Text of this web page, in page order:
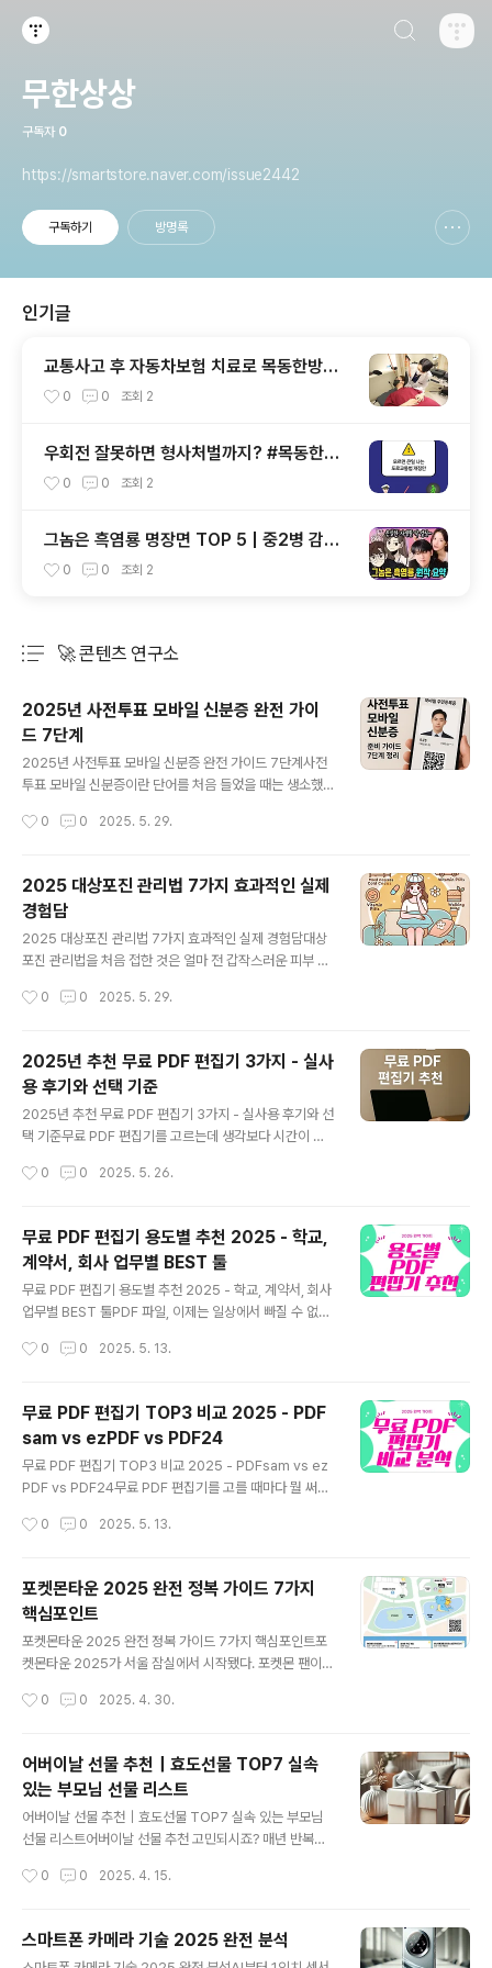
무한상상
구독자 0
https://smartstore.naver.com/issue2442
구독하기 방명록
인기글
교통사고 후 자동차보험 치료로 목동한방병
원에 입원을 해보려고 합니다. [바른지성한방
0 0 조회 2
우회전 잘못하면 형사처벌까지? #목동한방
병원 #바른지성한방병원 #교통사고입원
0 0 조회 2
그놈은 흑염룡 명장면 TOP 5 | 중2병 감성
폭발!
0 0 조회 2
🚀 콘텐츠 연구소
2025년 사전투표 모바일 신분증 완전 가이
드 7단계
2025년 사전투표 모바일 신분증 완전 가이드 7단계사전
투표 모바일 신분증이란 단어를 처음 들었을 때는 생소했
니다. 작년 지방선거 때, 주민등록증을 집에 두고 나왔다가
바일 신분증을 미리 준비했습니다. 그 경험을 바탕으로 누
구나 쉽게 따라할 수 있는 7단계 가이드를 정리해봤습니
다.사전투표 모바일 신분증이란?모바일 신분증은 스마트
폰에서 사용할 수 있는 디지털 형태의 신분증입니다. 202
5년부터 사전투표 시 모바일 주민등록증 또는 모바일 운전
앱을 통해 발급받을 수 있으며, 실물 없이도 투표가 가능합
0 0 2025. 5. 29.
2025 대상포진 관리법 7가지 효과적인 실제
경험담
2025 대상포진 관리법 7가지 효과적인 실제 경험담대상
포진 관리법을 처음 접한 것은 얼마 전 갑작스러운 피부 통
국 발진까지 나타났죠. 이번 글에서는 제 실제 경험담을 바
리겠습니다.대상포진 관리법 #1 - 초기 대응이 중요!대상
포진 관리법에서 가장 중요한 것은 초기 대응입니다. 통증
을 느끼자마자 바로 병원에 갔던 것이 정말 다행이었어요.
빠른 항바이러스제 투약으로 증상이 심각해지기 전에 회복
이 가능했습니다.대상포진 관리법 #2 - 충분한 휴식피로
식은 필수였습니다. 저는 매일 규칙적으로 최소 8시간 이
0 0 2025. 5. 29.
2025년 추천 무료 PDF 편집기 3가지 - 실사
용 후기와 선택 기준
2025년 추천 무료 PDF 편집기 3가지 - 실사용 후기와 선
택 기준무료 PDF 편집기를 고르는데 생각보다 시간이 오
무거나 쓰면 되겠지' 했는데, 막상 써보니 무료 PDF 편집
직접 사용해 본 3가지 편집기, PDFsam, ezPDF Editor,
PDF24의 실사용 후기를 솔직하게 담아봤어요.PDFsam
- 오프라인에서도 안전하게 쓸 수 있는 무료 PDF 편집기
한 번은 출장 중 PDF 병합이 급하게 필요했는데, 인터넷이
안 되는 상황이었어요. 그때 유일하게 저를 도와준 게 PDF
고, 병합이나 분할이 간단해서 "딱 이런 툴이 필요했는데!"
0 0 2025. 5. 26.
무료 PDF 편집기 용도별 추천 2025 - 학교,
계약서, 회사 업무별 BEST 툴
무료 PDF 편집기 용도별 추천 2025 - 학교, 계약서, 회사
업무별 BEST 툴PDF 파일, 이제는 일상에서 빠질 수 없죠.
율을 느낄 수 있어요. 오늘은 리포트 작성, 계약서 서명, 사
이지 삭제, OCR까지 웹에서 바로 되는 PDF24는 학생에
게 최적. 가입 없이도 사용 가능하고, 설치 없이 웹에서 즉
시 사용 가능해서 과제에 강력 추천!계약서 작성 및 전자서
명용 - ezPDF EditorPDF에 직접 전자서명, 인감 날인,
명 삽입까지 지원하는 ezPDF Edito..
0 0 2025. 5. 13.
무료 PDF 편집기 TOP3 비교 2025 - PDF
sam vs ezPDF vs PDF24
무료 PDF 편집기 TOP3 비교 2025 - PDFsam vs ez
PDF vs PDF24무료 PDF 편집기를 고를 때마다 뭘 써야
비교해봤습니다. PDFsam, ezPDF Editor, PDF24 세
장점이 분명해요. PDFsam - 오픈소스의 힘, 기능은 심플
하지만 확실PDF 병합, 분할, 회전에 최적화된 오픈소스 편
집기. 포터블도 제공돼 설치 없이 사용 가능. 단점은 텍스트
편집 기능은 없다는 점. 하지만 보안상 인터넷 연결이 어려
운 환경에서 최고의 선택.ezPDF Editor - 국산 PDF 편
능. UI는 직관적이고 한글화 완..
0 0 2025. 5. 13.
포켓몬타운 2025 완전 정복 가이드 7가지
핵심포인트
포켓몬타운 2025 완전 정복 가이드 7가지 핵심포인트포
켓몬타운 2025가 서울 잠실에서 시작됐다. 포켓몬 팬이라
다 400평 더 넓어진 1000평 규모로 확장되었고, 메타몽
의 중심은 롯데월드타워 월드파크 잔디광장이다. 포켓몬타
운 2025라는 이름에 걸맞게 100마리의 메타몽이 펼쳐진
공간은 그야말로 현실 속 포켓몬 세계다. 아이도, 어른도,
그리고 나도 순식간에 동심으로 돌아가는 느낌이었다.2.
라스가 뜨고 있었다. 무려 16미터 크기의 풍선 캐릭터. 그
0 0 2025. 4. 30.
어버이날 선물 추천｜효도선물 TOP7 실속
있는 부모님 선물 리스트
어버이날 선물 추천｜효도선물 TOP7 실속 있는 부모님
선물 리스트어버이날 선물 추천 고민되시죠? 매년 반복되
을 준비해보세요. 50대 부모님이 정말로 기뻐하실 효도선
는 '어버이날 선물 추천'이며, 본문 전체에 자연스럽게 배치
되어 있습니다.1. 건강기기 - 매일 쓰는 선물의 정석부모님
0 0 2025. 4. 15.
스마트폰 카메라 기술 2025 완전 분석